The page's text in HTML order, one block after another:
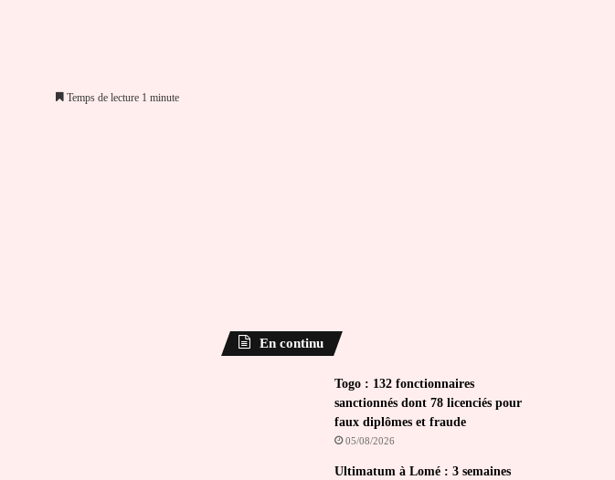
Temps de lecture 1 minute
En continu
Togo : 132 fonctionnaires
sanctionnés dont 78 licenciés pour
faux diplômes et fraude
05/08/2026
Ultimatum à Lomé : 3 semaines